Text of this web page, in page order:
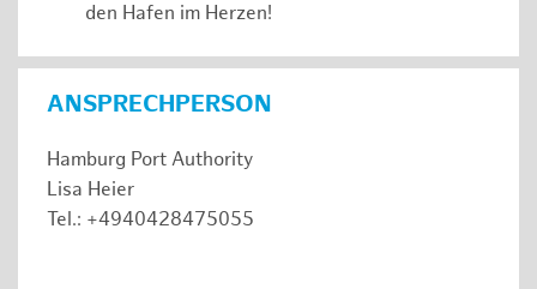
den Hafen im Herzen!
ANSPRECHPERSON
Hamburg Port Authority
Lisa Heier
Tel.: +4940428475055